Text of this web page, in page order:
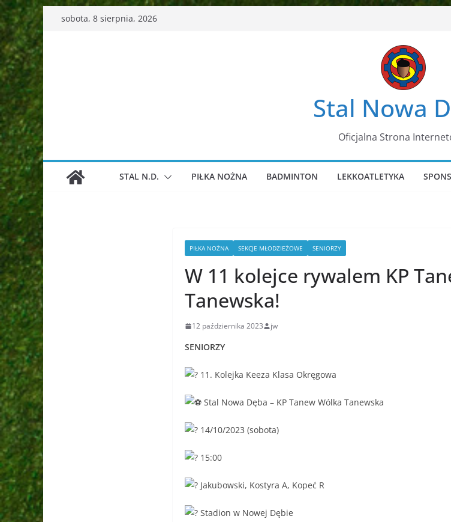
Przejdź
do
sobota, 8 sierpnia, 2026
Stal Nowa
Oficjalna Strona
STAL N.D. PIŁKA NOŻNA BADMINTON LEKKOATLETYKA
PIŁKA NOŻNA SEKCJE MŁODZIEŻOWE SENIORZY
W 11 kolejce rywalem KP
Tanewska!
12 października 2023 jw
SENIORZY
11. Kolejka Keeza Klasa Okręgowa
Stal Nowa Dęba – KP Tanew Wólka Tanewska
14/10/2023 (sobota)
15:00
Jakubowski, Kostyra A, Kopeć R
Stadion w Nowej Dębie